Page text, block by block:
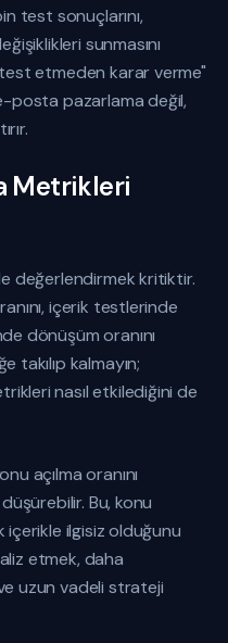
test sonuçlarını,
sunmasını
etmeden karar verme"
posta pazarlama değil,
Metrikleri
değerlendirmek kritiktir.
içerik testlerinde
dönüşüm oranını
kalmayın;
nasıl etkilediğini de
açılma oranını
Bu, konu
içerikle ilgisiz olduğunu
etmek, daha
uzun vadeli strateji